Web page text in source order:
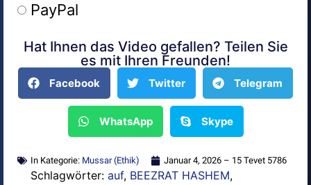
PayPal
Alternative:
Hat Ihnen das Video gefallen? Teilen Sie
es mit Ihren Freunden!
Facebook Twitter Telegram
WhatsApp Skype
In Kategorie: Mussar (Ethik) Januar 4, 2026 – 15 Tevet 5786
Schlagwörter: auf, BEEZRAT HASHEM,